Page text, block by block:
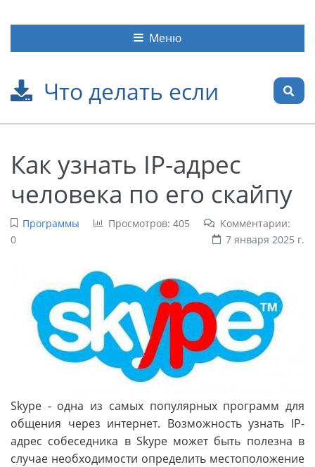
Что делать если
Меню
Как узнать IP-адрес
человека по его скайпу
Программы Просмотров: 405
Комментарии:
0
7 января 2025 г.
Skype - одна из самых популярных программ для
общения через интернет. Возможность узнать IP-
адрес собеседника в Skype может быть полезна в
случае необходимости определить местоположение